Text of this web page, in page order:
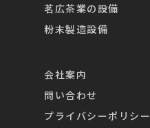
茗広茶業の設備
粉末製造設備
会社案内
問い合わせ
プライバシーポリシー